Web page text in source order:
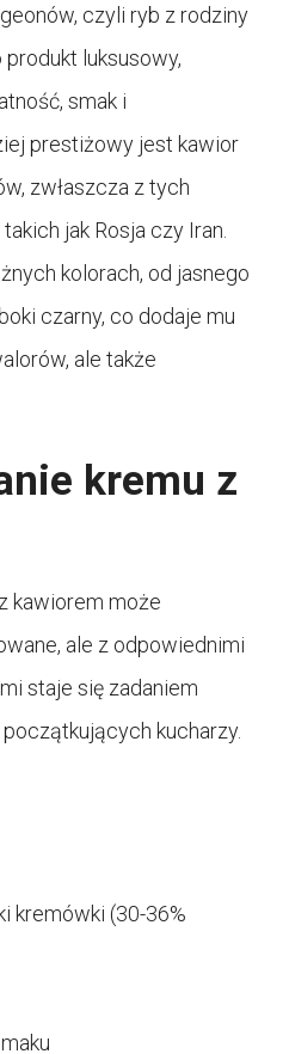
czyli ryb z rodziny
luksusowy,
smak i
prestiżowy jest kawior
zwłaszcza z tych
jak Rosja czy Iran.
kolorach, od jasnego
czarny, co dodaje mu
ale także
kremu z
kawiorem może
ale z odpowiednimi
staje się zadaniem
kucharzy.
kremówki (30-36%